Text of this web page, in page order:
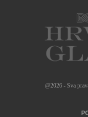
@2026 - Sva